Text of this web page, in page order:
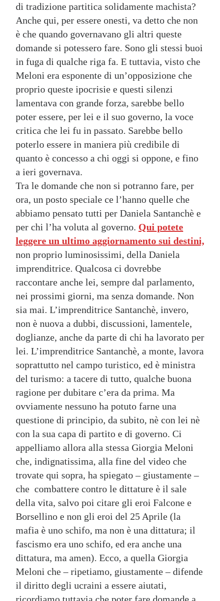
di tradizione partitica solidamente machista?
Anche qui, per essere onesti, va detto che non
è che quando governavano gli altri queste
domande si potessero fare. Sono gli stessi buoi
in fuga di qualche riga fa. E tuttavia, visto che
Meloni era esponente di un’opposizione che
proprio queste ipocrisie e questi silenzi
lamentava con grande forza, sarebbe bello
poter essere, per lei e il suo governo, la voce
critica che lei fu in passato. Sarebbe bello
poterlo essere in maniera più credibile di
quanto è concesso a chi oggi si oppone, e fino
a ieri governava.
Tra le domande che non si potranno fare, per
ora, un posto speciale ce l’hanno quelle che
abbiamo pensato tutti per Daniela Santanchè e
per chi l’ha voluta al governo. Qui potete
leggere un ultimo aggiornamento sui destini,
non proprio luminosissimi, della Daniela
imprenditrice. Qualcosa ci dovrebbe
raccontare anche lei, sempre dal parlamento,
nei prossimi giorni, ma senza domande. Non
sia mai. L’imprenditrice Santanchè, invero,
non è nuova a dubbi, discussioni, lamentele,
doglianze, anche da parte di chi ha lavorato per
lei. L’imprenditrice Santanchè, a monte, lavora
soprattutto nel campo turistico, ed è ministra
del turismo: a tacere di tutto, qualche buona
ragione per dubitare c’era da prima. Ma
ovviamente nessuno ha potuto farne una
questione di principio, da subito, nè con lei nè
con la sua capa di partito e di governo. Ci
appelliamo allora alla stessa Giorgia Meloni
che, indignatissima, alla fine del video che
trovate qui sopra, ha spiegato – giustamente –
che combattere contro le dittature è il sale
della vita, salvo poi citare gli eroi Falcone e
Borsellino e non gli eroi del 25 Aprile (la
mafia è uno schifo, ma non è una dittatura; il
fascismo era uno schifo, ed era anche una
dittatura, ma amen). Ecco, a quella Giorgia
Meloni che – ripetiamo, giustamente – difende
il diritto degli ucraini a essere aiutati,